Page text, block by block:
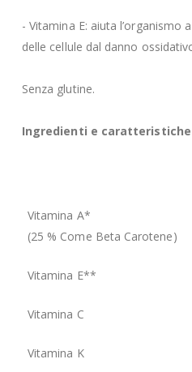
- Vitamina E: aiuta l’organismo
delle cellule dal danno
Senza glutine.
Ingredienti e
Vitamina A*
(25 % Come Beta Carotene)
Vitamina E**
Vitamina C
Vitamina K